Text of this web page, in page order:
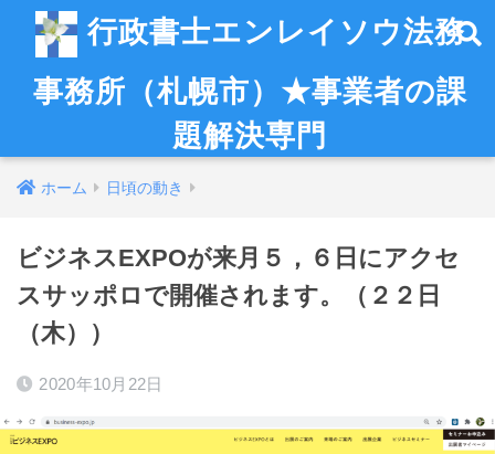
行政書士エンレイソウ法務
事務所（札幌市）★事業者の課
題解決専門
ホーム 日頃の動き
ビジネスEXPOが来月５，６日にアクセ
スサッポロで開催されます。（２２日
（木））
2020年10月22日